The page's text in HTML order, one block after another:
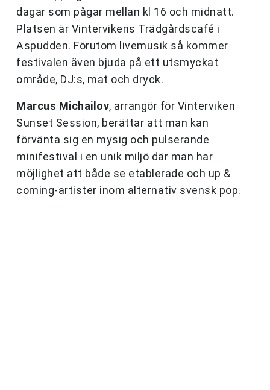
dagar som pågar mellan kl 16 och midnatt.
Platsen är Vintervikens Trädgårdscafé i
Aspudden. Förutom livemusik så kommer
festivalen även bjuda på ett utsmyckat
område, DJ:s, mat och dryck.
Marcus Michailov, arrangör för Vinterviken
Sunset Session, berättar att man kan
förvänta sig en mysig och pulserande
minifestival i en unik miljö där man har
möjlighet att både se etablerade och up &
coming-artister inom alternativ svensk pop.